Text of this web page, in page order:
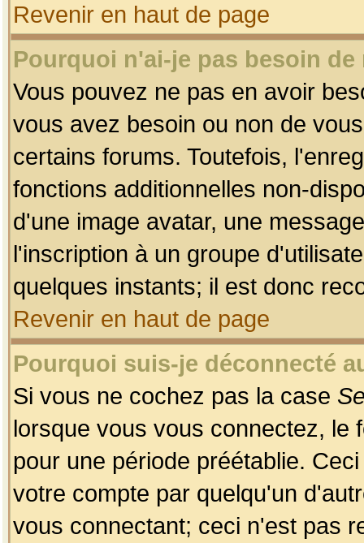
Revenir en haut de page
Pourquoi n'ai-je pas besoin
Vous pouvez ne pas en avoir
vous avez besoin ou non de
certains forums. Toutefois,
fonctions additionnelles non-
d'une image avatar, une
l'inscription à un groupe
quelques instants; il est donc
Revenir en haut de page
Pourquoi suis-je déconnecté
Si vous ne cochez pas la case
lorsque vous vous connectez, le
pour une période préétablie.
votre compte par quelqu'un
vous connectant; ceci n'est pas